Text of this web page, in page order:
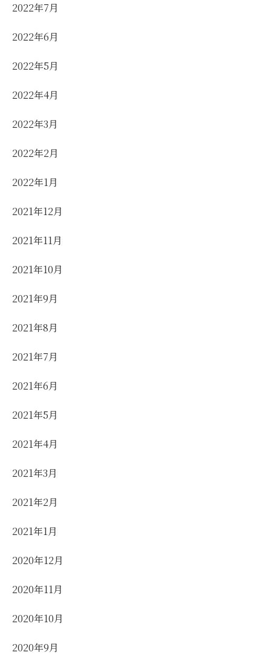
2022年7月
2022年6月
2022年5月
2022年4月
2022年3月
2022年2月
2022年1月
2021年12月
2021年11月
2021年10月
2021年9月
2021年8月
2021年7月
2021年6月
2021年5月
2021年4月
2021年3月
2021年2月
2021年1月
2020年12月
2020年11月
2020年10月
2020年9月